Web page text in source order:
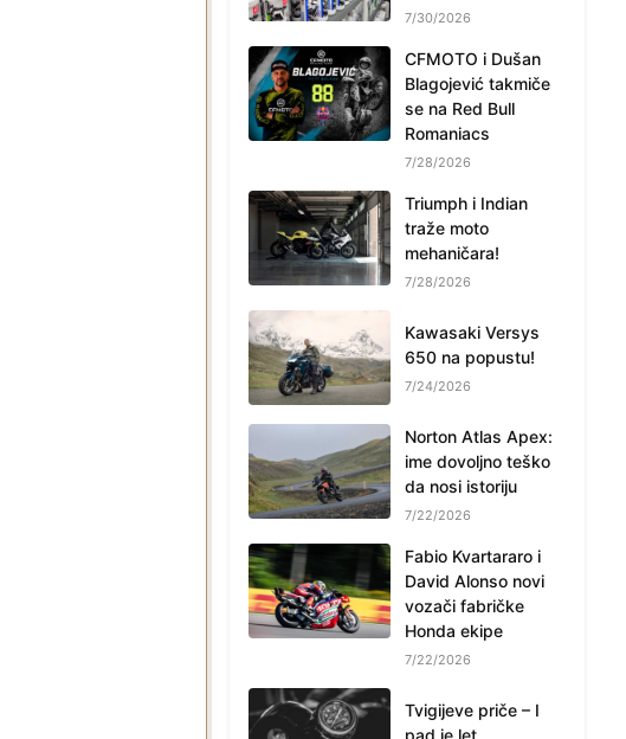
7/30/2026
CFMOTO i Dušan
Blagojević takmiče
se na Red Bull
Romaniacs
7/28/2026
Triumph i Indian
traže moto
mehaničara!
7/28/2026
Kawasaki Versys
650 na popustu!
7/24/2026
Norton Atlas Apex:
ime dovoljno teško
da nosi istoriju
7/22/2026
Fabio Kvartararo i
David Alonso novi
vozači fabričke
Honda ekipe
7/22/2026
Tvigijeve priče – I
pad je let